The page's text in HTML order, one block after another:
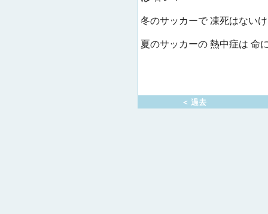
冬のサッカーで 凍死はない
夏のサッカーの 熱中症は 命
＜ 過去